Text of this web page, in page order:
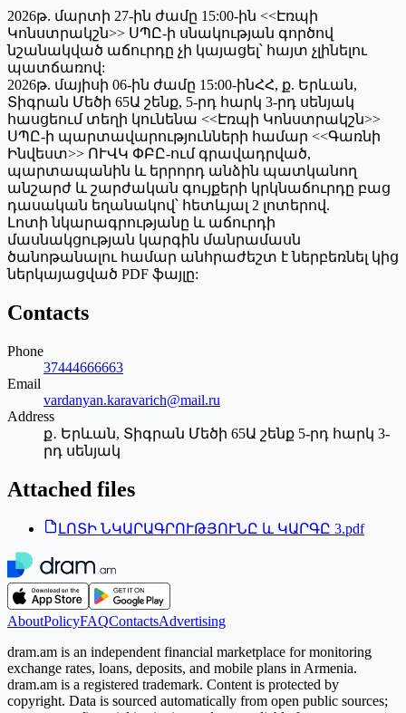
2026թ. մարտի 27-ին ժամը 15:00-ին <<Էռպի
Կոնստրակշն>> ՍՊԸ-ի սնակության գործով
նշանակված աճուրդը չի կայացել՝ հայտ չլինելու
պատճառով:
2026թ. մայիսի 06-ին ժամը 15:00-ինՀՀ, ք. Երևան,
Տիգրան Մեծի 65Ա շենք, 5-րդ հարկ 3-րդ սենյակ
հասցեում տեղի կունենա <<Էռպի Կոնստրակշն>>
ՍՊԸ-ի պարտավարությունների համար <<Գառնի
Ինվեստ>> ՈՒՎԿ ՓԲԸ-ում գրավադրված,
պարտապանին և երրորդ անձին պատկանող
անշարժ և շարժական գույքերի կրկնաճուրդը բաց
դասական եղանակով՝ հետևյալ 2 լոտերով.
Լոտի նկարագրությանը և աճուրդի
մասնակցության կարգին մանրամասն
ծանոթանալու համար անհրաժեշտ է ներբեռնել կից
ներկայացված PDF ֆայլը:
Contacts
Phone
37444666663
Email
vardanyan.karavarich@mail.ru
Address
ք․ Երևան, Տիգրան Մեծի 65Ա շենք 5-րդ հարկ 3-
րդ սենյակ
Attached files
ԼՈՏԻ ՆԿԱՐԱԳՐՈՒԹՅՈՒՆԸ և ԿԱՐԳԸ 3.pdf
AboutPolicyFAQContactsAdvertising
dram.am is an independent financial marketplace for monitoring
exchange rates, loans, deposits, and mobile plans in Armenia.
dram.am is a registered trademark. Content is protected by
copyright. Data is sourced automatically from open public sources;